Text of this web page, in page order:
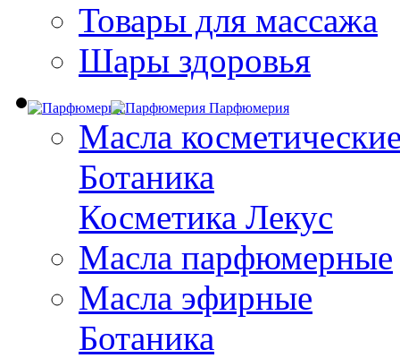
Товары для массажа
Шары здоровья
Парфюмерия
Масла
Ботаника
Косметика Лекус
Масла парфюмерные
Масла эфирные
Ботаника